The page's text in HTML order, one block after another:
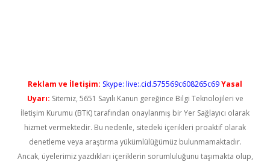
Reklam ve İletişim: Skype: live:.cid.575569c608265c69Yasal
Uyarı: Sitemiz, 5651 Sayılı Kanun gereğince Bilgi Teknolojileri ve
İletişim Kurumu (BTK) tarafından onaylanmış bir Yer Sağlayıcı olarak
hizmet vermektedir. Bu nedenle, sitedeki içerikleri proaktif olarak
denetleme veya araştırma yükümlülüğümüz bulunmamaktadır.
Ancak, üyelerimiz yazdıkları içeriklerin sorumluluğunu taşımakta olup,